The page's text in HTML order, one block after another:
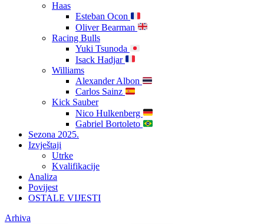
Haas
Esteban Ocon
Oliver Bearman
Racing Bulls
Yuki Tsunoda
Isack Hadjar
Williams
Alexander Albon
Carlos Sainz
Kick Sauber
Nico Hulkenberg
Gabriel Bortoleto
Sezona 2025.
Izvještaji
Utrke
Kvalifikacije
Analiza
Povijest
OSTALE VIJESTI
Arhiva